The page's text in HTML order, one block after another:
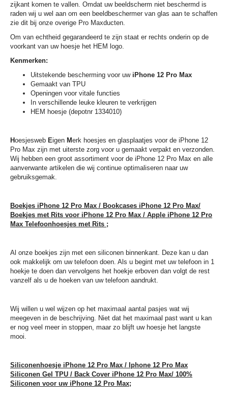
zijkant komen te vallen. Omdat uw beeldscherm niet beschermd is
raden wij u wel aan om een beeldbeschermer van glas aan te schaffen
zie dit bij onze overige Pro Maxducten.
Om van echtheid gegarandeerd te zijn staat er rechts onderin op de
voorkant van uw hoesje het HEM logo.
Kenmerken:
Uitstekende bescherming voor uw iPhone 12 Pro Max
Gemaakt van TPU
Openingen voor vitale functies
In verschillende leuke kleuren te verkrijgen
HEM hoesje (depotnr 1334010)
Hoesjesweb Eigen Merk hoesjes en glasplaatjes voor de iPhone 12
Pro Max zijn met uiterste zorg voor u gemaakt verpakt en verzonden.
Wij hebben een groot assortiment voor de iPhone 12 Pro Max en alle
aanverwante artikelen die wij continue optimaliseren naar uw
gebruiksgemak.
Boekjes iPhone 12 Pro Max / Bookcases iPhone 12 Pro Max/
Boekjes met Rits voor iPhone 12 Pro Max / Apple iPhone 12 Pro
Max Telefoonhoesjes met Rits ;
Al onze boekjes zijn met een siliconen binnenkant. Deze kan u dan
ook makkelijk om uw telefoon doen. Als u begint met uw telefoon in 1
hoekje te doen dan vervolgens het hoekje erboven dan volgt de rest
vanzelf als u de hoeken van uw telefoon aandrukt.
Wij willen u wel wijzen op het maximaal aantal pasjes wat wij
meegeven in de beschrijving. Niet dat het maximaal past want u kan
er nog veel meer in stoppen, maar zo blijft uw hoesje het langste
mooi.
Siliconenhoesje iPhone 12 Pro Max / Iphone 12 Pro Max
Siliconen Gel TPU / Back Cover iPhone 12 Pro Max/ 100%
Siliconen voor uw iPhone 12 Pro Max;